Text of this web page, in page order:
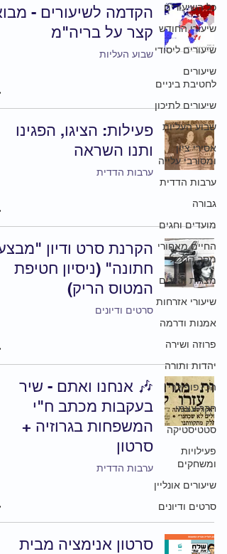
כל השיעורים
שיעורי החודש
שיעורים ליסודי
שיעורים
לחטיבת ביניים
שיעורים לתיכון
שבוע העליות
אסירי ציון
ומסורבי עלייה
ערבות הדדית
גבורה
מועדים וחגים
החיים מאחורי
מסך הברזל
מצגות ודיונים
שיעורי אזרחות
אמנות ודרמה
פרוזה ושירה
יהדות ותורה
הכי פופולרי
חקר עצמי
סטטיסטיקה
פעילויות
ומשחקים
שיעורים אונליין
סרטים ודיונים
הקדמה לשיעורים -
קצר על בריה"מ
שבוע העליות
פעילות: הציגו, הפגינו
ותנו השראה
ערבות הדדית
הקרנת סרט ודיון
חתונה" (ניסיון חטיפת
המטוס הריק)
סרטים ודיונים
🎶 אנחנו ואתם - שיר
בעקבות מכתב ח"י
המשפחות בגרוזיה +
סרטון
ערבות הדדית
סרטון אנימציה מבית